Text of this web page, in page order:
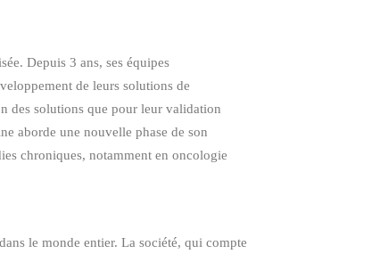
Depuis 3 ans, ses équipes
de leurs solutions de
des solutions que pour leur validation
aborde une nouvelle phase de son
chroniques, notamment en oncologie
le monde entier. La société, qui compte